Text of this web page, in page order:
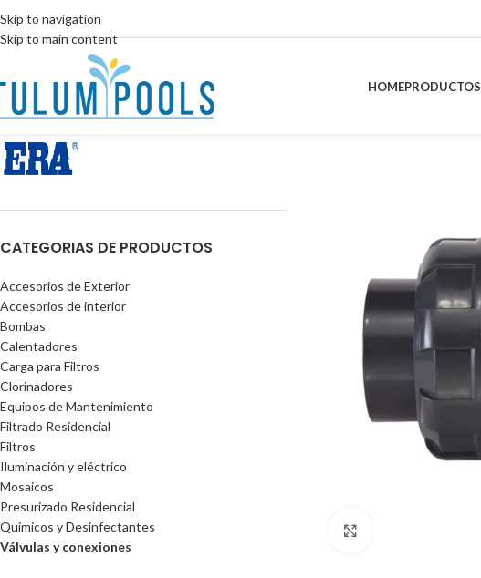
Skip to navigation
Skip to main content
HOMEPRODUCTOS
CATEGORIAS DE PRODUCTOS
Accesorios de Exterior
Accesorios de interior
Bombas
Calentadores
Carga para Filtros
Clorinadores
Equipos de Mantenimiento
Filtrado Residencial
Filtros
Iluminación y eléctrico
Mosaicos
Presurizado Residencial
Químicos y Desinfectantes
Válvulas y conexiones